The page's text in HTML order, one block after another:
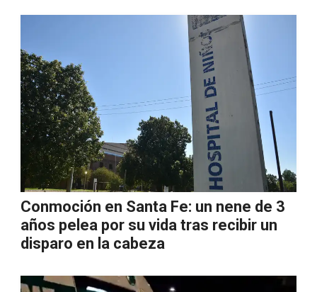
Conmoción en Santa Fe: un nene de 3
años pelea por su vida tras recibir un
disparo en la cabeza